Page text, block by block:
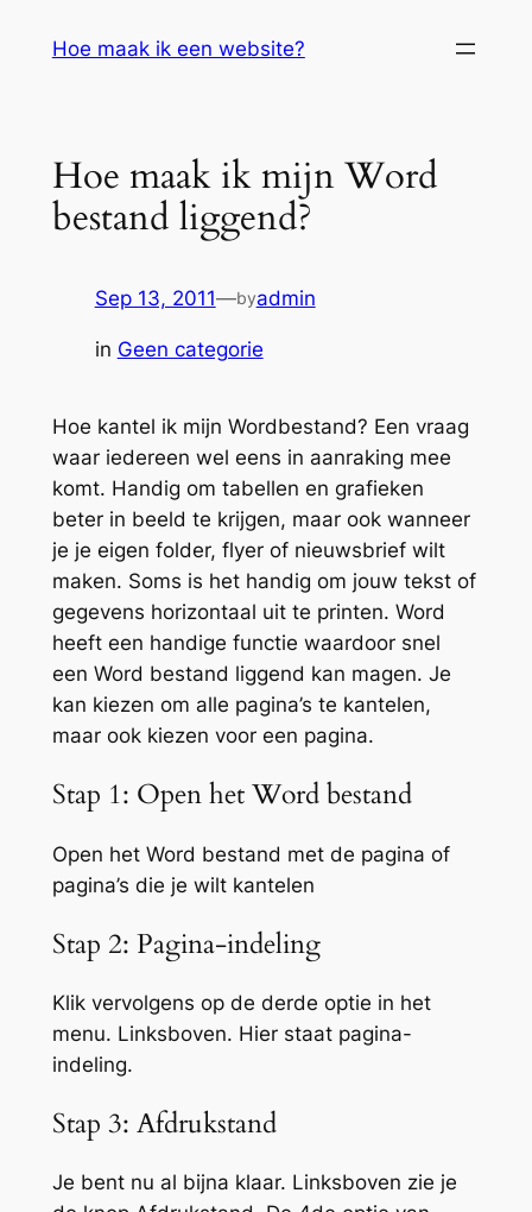
Hoe maak ik een website?
Hoe maak ik mijn Word
bestand liggend?
Sep 13, 2011—byadmin
in Geen categorie
Hoe kantel ik mijn Wordbestand? Een vraag
waar iedereen wel eens in aanraking mee
komt. Handig om tabellen en grafieken
beter in beeld te krijgen, maar ook wanneer
je je eigen folder, flyer of nieuwsbrief wilt
maken. Soms is het handig om jouw tekst of
gegevens horizontaal uit te printen. Word
heeft een handige functie waardoor snel
een Word bestand liggend kan magen. Je
kan kiezen om alle pagina’s te kantelen,
maar ook kiezen voor een pagina.
Stap 1: Open het Word bestand
Open het Word bestand met de pagina of
pagina’s die je wilt kantelen
Stap 2: Pagina-indeling
Klik vervolgens op de derde optie in het
menu. Linksboven. Hier staat pagina-
indeling.
Stap 3: Afdrukstand
Je bent nu al bijna klaar. Linksboven zie je